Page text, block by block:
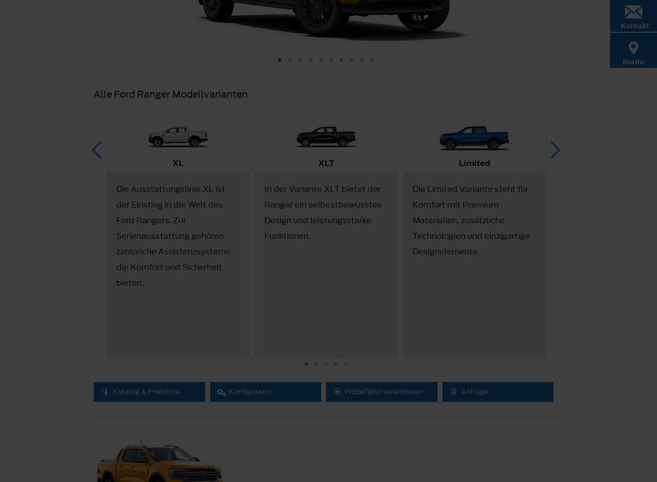
Alle Ford Ranger Modellvarianten
XL
Die Ausstattungslinie XL ist
der Einstieg in die Welt des
Ford Rangers. Zur
Serienausstattung gehören
zahlreiche Assistenzsysteme
die Komfort und Sicherheit
bieten.
XLT
In der Variante XLT bietet der
Ranger ein selbestbewusstes
Design und leistungsstarke
Funktionen.
Limited
Die Limited Variante steht für
Komfort mit Premium
Materialien, zusätzliche
Technologien und einzigartige
Designelemente.
Katalog & Preisliste Konfigurator Probefahrt vereinbaren Anfrage
Kontakt
Route